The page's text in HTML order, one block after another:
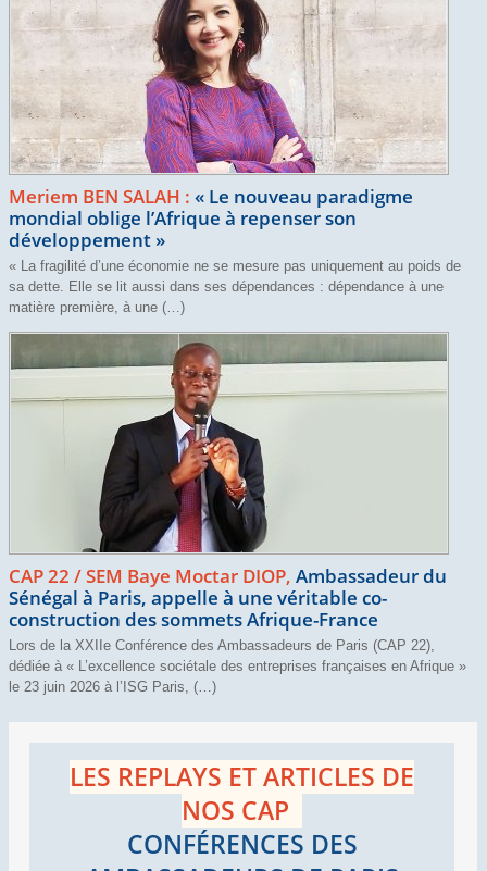
Meriem BEN SALAH : « Le nouveau paradigme
mondial oblige l’Afrique à repenser son
développement »
« La fragilité d’une économie ne se mesure pas uniquement au poids de
sa dette. Elle se lit aussi dans ses dépendances : dépendance à une
matière première, à une (…)
CAP 22 / SEM Baye Moctar DIOP, Ambassadeur du
Sénégal à Paris, appelle à une véritable co-
construction des sommets Afrique-France
Lors de la XXIIe Conférence des Ambassadeurs de Paris (CAP 22),
dédiée à « L’excellence sociétale des entreprises françaises en Afrique »
le 23 juin 2026 à l’ISG Paris, (…)
LES REPLAYS ET ARTICLES DE
NOS CAP
CONFÉRENCES DES